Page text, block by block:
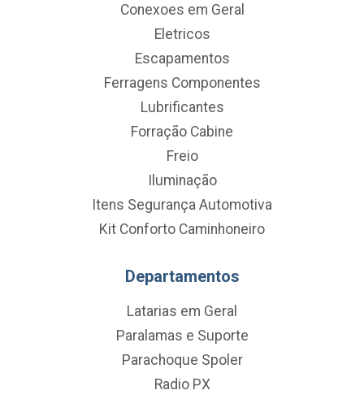
Conexoes em Geral
Eletricos
Escapamentos
Ferragens Componentes
Lubrificantes
Forração Cabine
Freio
Iluminação
Itens Segurança Automotiva
Kit Conforto Caminhoneiro
Departamentos
Latarias em Geral
Paralamas e Suporte
Parachoque Spoler
Radio PX